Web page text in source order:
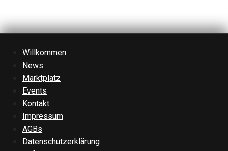
Willkommen
News
Marktplatz
Events
Kontakt
Impressum
AGBs
Datenschutzerklärung